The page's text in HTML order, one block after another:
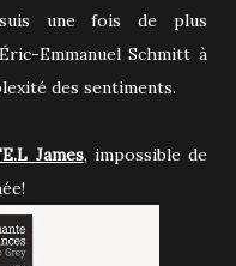
une fois de plus
Emmanuel Schmitt à
des sentiments.
James, impossible de